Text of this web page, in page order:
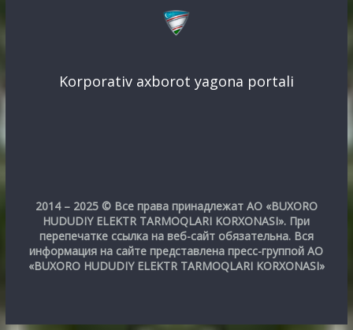
Korporativ axborot yagona portali
2014 – 2025 © Все права принадлежат АО «BUXORO
HUDUDIY ELEKTR TARMOQLARI KORXONASI». При
перепечатке ссылка на веб-сайт обязательна. Вся
информация на сайте представлена пресс-группой АО
«BUXORO HUDUDIY ELEKTR TARMOQLARI KORXONASI»